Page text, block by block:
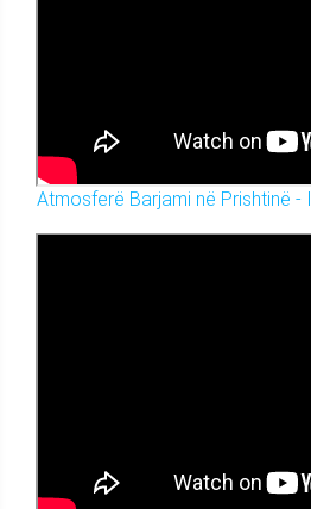
Atmosferë Barjami në Prishtinë